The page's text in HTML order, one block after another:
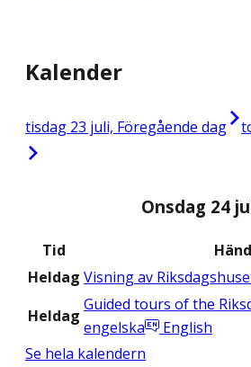
Kalender
tisdag 23 juli, Föregående dag
Onsdag 24
Tid
Heldag Visning av
Heldag
Guided tours of the
engelska
English
Se hela kalendern